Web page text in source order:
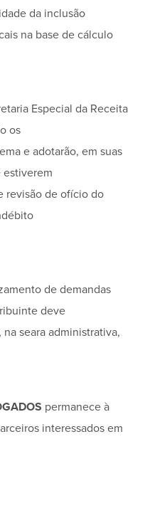
da inclusão
na base de cálculo
Especial da Receita
os
e adotarão, em suas
revisão de ofício do
de demandas
deve
seara administrativa,
permanece à
interessados em